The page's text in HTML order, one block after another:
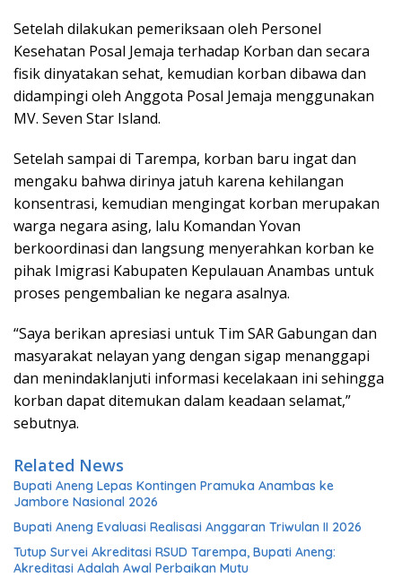
Setelah dilakukan pemeriksaan oleh Personel
Kesehatan Posal Jemaja terhadap Korban dan secara
fisik dinyatakan sehat, kemudian korban dibawa dan
didampingi oleh Anggota Posal Jemaja menggunakan
MV. Seven Star Island.
Setelah sampai di Tarempa, korban baru ingat dan
mengaku bahwa dirinya jatuh karena kehilangan
konsentrasi, kemudian mengingat korban merupakan
warga negara asing, lalu Komandan Yovan
berkoordinasi dan langsung menyerahkan korban ke
pihak Imigrasi Kabupaten Kepulauan Anambas untuk
proses pengembalian ke negara asalnya.
“Saya berikan apresiasi untuk Tim SAR Gabungan dan
masyarakat nelayan yang dengan sigap menanggapi
dan menindaklanjuti informasi kecelakaan ini sehingga
korban dapat ditemukan dalam keadaan selamat,”
sebutnya.
Related News
Bupati Aneng Lepas Kontingen Pramuka Anambas ke
Jambore Nasional 2026
Bupati Aneng Evaluasi Realisasi Anggaran Triwulan II 2026
Tutup Survei Akreditasi RSUD Tarempa, Bupati Aneng:
Akreditasi Adalah Awal Perbaikan Mutu